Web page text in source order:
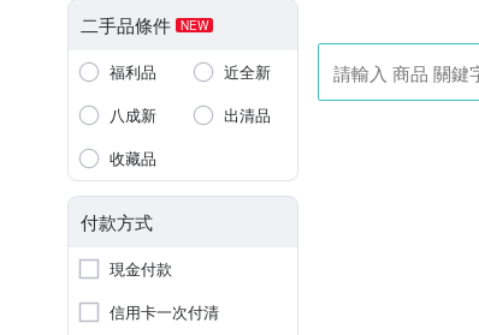
二手品條件 NEW
福利品
近全新
八成新
出清品
收藏品
付款方式
現金付款
信用卡一次付清